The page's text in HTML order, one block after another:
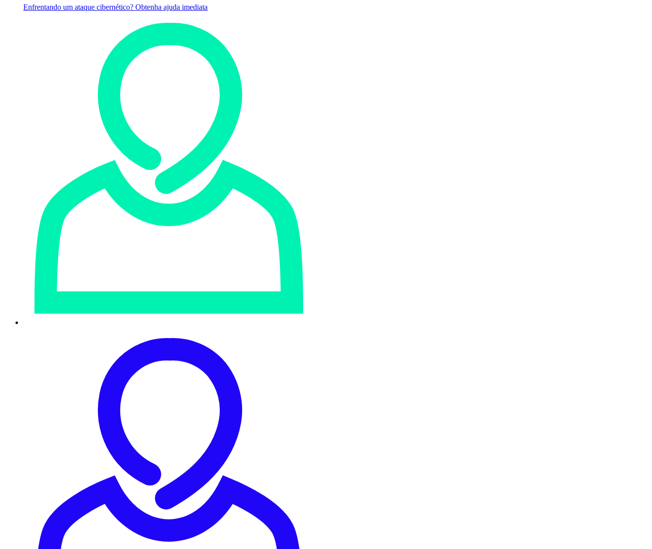
Enfrentando um ataque cibernético? Obtenha ajuda imediata